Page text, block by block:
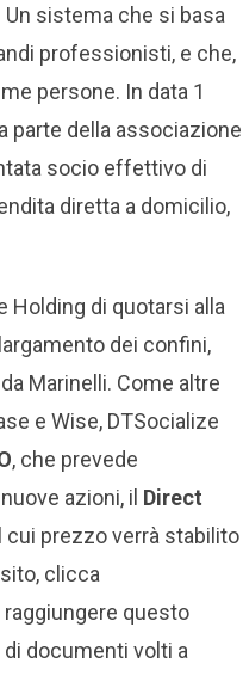
sistema che si basa
professionisti, e che,
persone. In data 1
parte della associazione
socio effettivo di
diretta a domicilio,
Holding di quotarsi alla
dei confini,
Marinelli. Come altre
e Wise, DTSocialize
, che prevede
azioni, il Direct
prezzo verrà stabilito
clicca
raggiungere questo
documenti volti a